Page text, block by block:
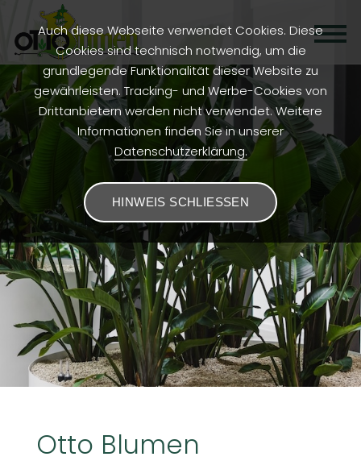
Otto Blumen
Auch diese Webseite verwendet Cookies. Diese
Cookies sind technisch notwendig, um die
grundlegende Funktionalität dieser Website zu
gewährleisten. Tracking- und Werbe-Cookies von
Drittanbietern werden nicht verwendet. Weitere
Informationen finden Sie in unserer
Datenschutzerklärung.
HINWEIS SCHLIESSEN